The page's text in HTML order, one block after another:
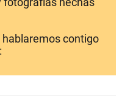
hablaremos contigo